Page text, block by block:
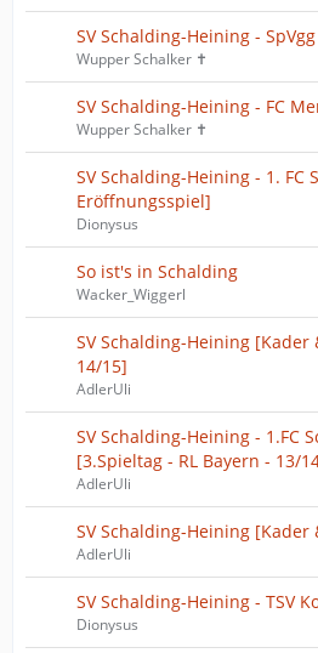
SV Schalding-Heining -
Wupper Schalker ✝
SV Schalding-Heining - FC
Wupper Schalker ✝
SV Schalding-Heining - 1. FC
Eröffnungsspiel]
Dionysus
So ist's in Schalding
Wacker_Wiggerl
SV Schalding-Heining
14/15]
AdlerUli
SV Schalding-Heining - 1.FC
[3.Spieltag - RL Bayern - 13/
AdlerUli
SV Schalding-Heining
AdlerUli
SV Schalding-Heining - TSV
Dionysus